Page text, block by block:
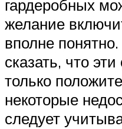
гардеробных
желание
вполне
сказать, что
только
некоторые
следует